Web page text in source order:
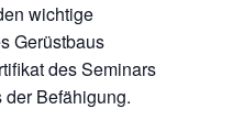
wichtige
Gerüstbaus
des Seminars
Befähigung.